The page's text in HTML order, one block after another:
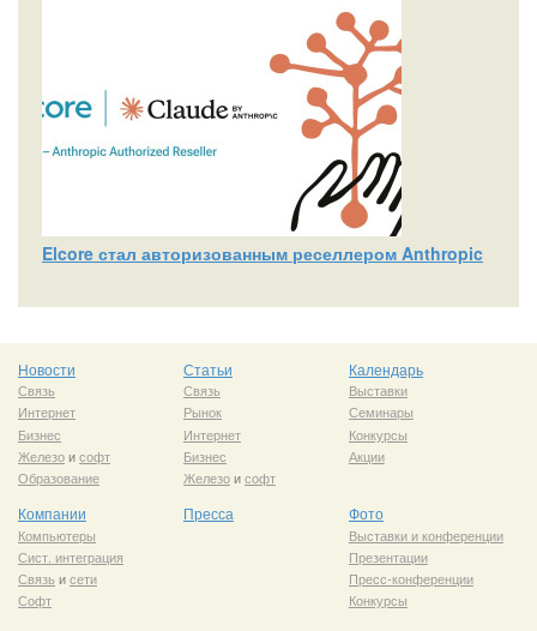
Elcore стал авторизованным реселлером Anthropic
Новости
Связь
Интернет
Бизнес
Железоисофт
Образование
Статьи
Связь
Рынок
Интернет
Бизнес
Железоисофт
Календарь
Выставки
Семинары
Конкурсы
Акции
Компании
Компьютеры
Сист. интеграция
Связь исети
Софт
Пресса Фото
Выставки и конференции
Презентации
Пресс-конференции
Конкурсы